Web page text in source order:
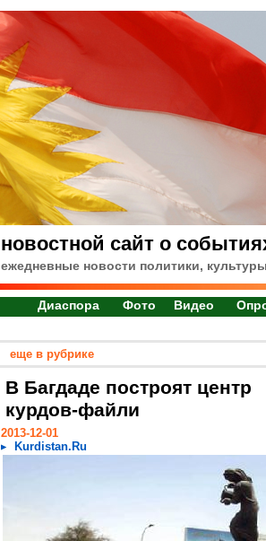
новостной сайт о
ежедневные новости политики,
Диаспора Фото Видео
еще в рубрике
В Багдаде построят центр
курдов-файли
2013-12-01
Kurdistan.Ru